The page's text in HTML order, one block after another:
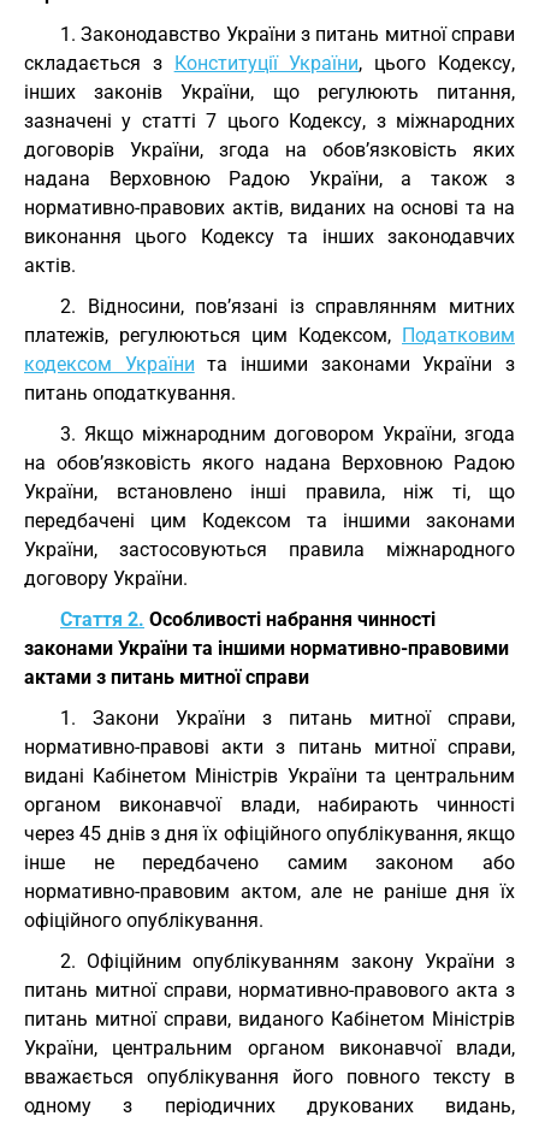
1. Законодавство України з питань митної справи
складається з Конституції України, цього Кодексу,
інших законів України, що регулюють питання,
зазначені у статті 7 цього Кодексу, з міжнародних
договорів України, згода на обов’язковість яких
надана Верховною Радою України, а також з
нормативно-правових актів, виданих на основі та на
виконання цього Кодексу та інших законодавчих
актів.
2. Відносини, пов’язані із справлянням митних
платежів, регулюються цим Кодексом, Податковим
кодексом України та іншими законами України з
питань оподаткування.
3. Якщо міжнародним договором України, згода
на обов’язковість якого надана Верховною Радою
України, встановлено інші правила, ніж ті, що
передбачені цим Кодексом та іншими законами
України, застосовуються правила міжнародного
договору України.
Стаття 2. Особливості набрання чинності
законами України та іншими нормативно-правовими
актами з питань митної справи
1. Закони України з питань митної справи,
нормативно-правові акти з питань митної справи,
видані Кабінетом Міністрів України та центральним
органом виконавчої влади, набирають чинності
через 45 днів з дня їх офіційного опублікування, якщо
інше не передбачено самим законом або
нормативно-правовим актом, але не раніше дня їх
офіційного опублікування.
2. Офіційним опублікуванням закону України з
питань митної справи, нормативно-правового акта з
питань митної справи, виданого Кабінетом Міністрів
України, центральним органом виконавчої влади,
вважається опублікування його повного тексту в
одному з періодичних друкованих видань,